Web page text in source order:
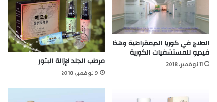
العلاج في كوريا الديمقراطية وهذا
فيديو للمستشفيات الكورية
11 نوفمبر، 2018 مرطب الجلد لإزالة البثور
9 نوفمبر، 2018